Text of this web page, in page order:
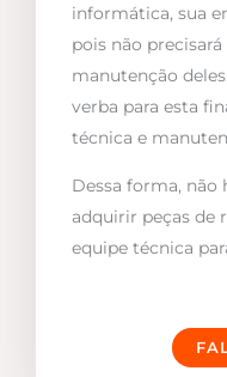
informática, sua
pois não
manutenção
verba para esta
técnica e
Dessa forma, não
adquirir peças de
equipe técnica